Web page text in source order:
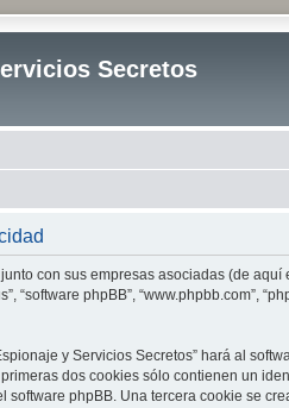
Secretos
con sus empresas asociadas (de aquí
“software phpBB”, “www.phpbb.com”,
y Servicios Secretos” hará al
dos cookies sólo contienen un
phpBB. Una tercera cookie se